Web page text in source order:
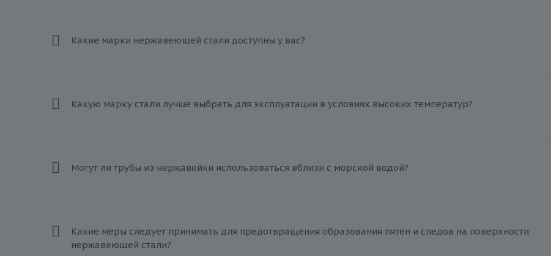
Какие марки нержавеющей стали доступны у вас?
Какую марку стали лучше выбрать для эксплуатации в условиях высоких температур?
Могут ли трубы из нержавейки использоваться вблизи с морской водой?
Какие меры следует принимать для предотвращения образования пятен и следов на поверхности
нержавеющей стали?